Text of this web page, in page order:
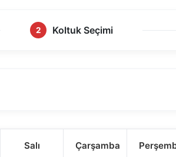
2 Koltuk Seçimi
Salı Çarşamba